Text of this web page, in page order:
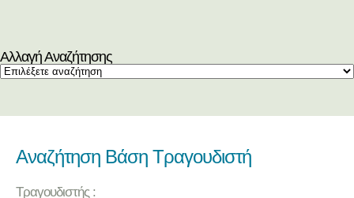
Αλλαγή Αναζήτησης
Αναζήτηση Βάση Τραγουδιστή
Τραγουδιστής :